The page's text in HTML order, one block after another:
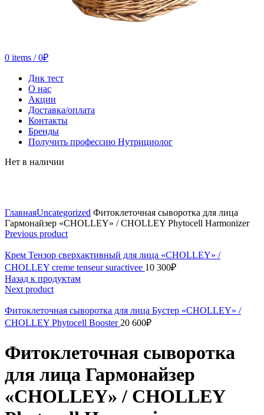
0 items / 0₽
Днк тест
О нас
Акции
Доставка/оплата
Контакты
Бренды
Получить профессию Нутрициолог
Нет в наличии
ГлавнаяUncategorized Фитоклеточная сыворотка для лица
Гармонайзер «CHOLLEY» / CHOLLEY Phytocell Harmonizer
Previous product
Крем Тензор сверхактивный для лица «CHOLLEY» /
CHOLLEY creme tenseur suractivee 10 300₽
Назад к продуктам
Next product
Фитоклеточная сыворотка для лица Бустер «CHOLLEY» /
CHOLLEY Phytocell Booster 20 600₽
Фитоклеточная сыворотка
для лица Гармонайзер
«CHOLLEY» / CHOLLEY